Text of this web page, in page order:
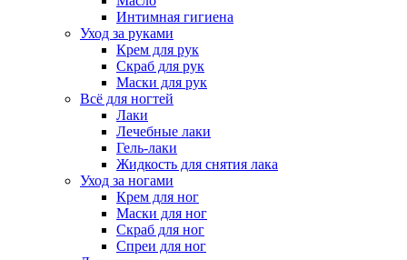
Интимная гигиена
Уход за руками
Крем для рук
Скраб для рук
Маски для рук
Всё для ногтей
Лаки
Лечебные лаки
Гель-лаки
Жидкость для снятия лака
Уход за ногами
Крем для ног
Маски для ног
Скраб для ног
Спреи для ног